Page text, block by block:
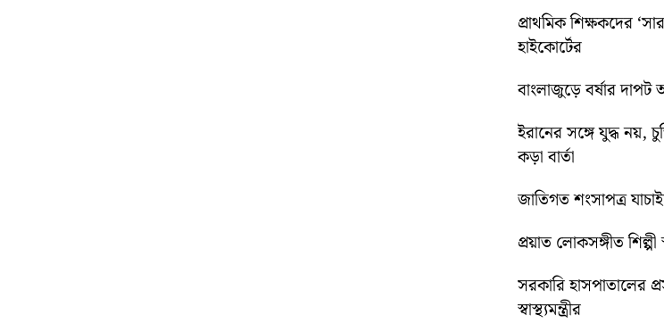
প্রাথমিক শিক্ষকদের
হাইকোর্টের
বাংলাজুড়ে বর্ষার দাপট
ইরানের সঙ্গে যুদ্ধ নয়,
কড়া বার্তা
জাতিগত শংসাপত্র
প্রয়াত লোকসঙ্গীত
সরকারি হাসপাতালের
স্বাস্থ্যমন্ত্রীর